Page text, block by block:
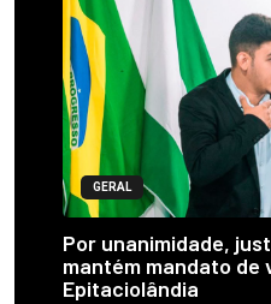
GERAL
Por unanimidade,
mantém mandato de
Epitaciolândia